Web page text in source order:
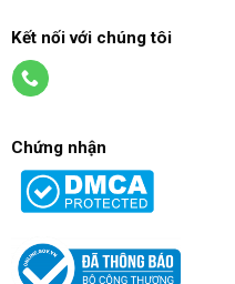
Kết nối với chúng tôi
Chứng nhận